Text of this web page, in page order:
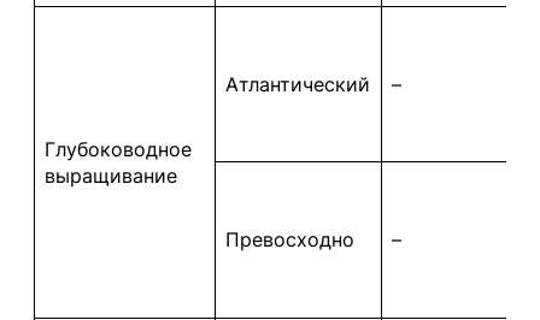
Глубоководное
выращивание
Атлантический –
Превосходно –